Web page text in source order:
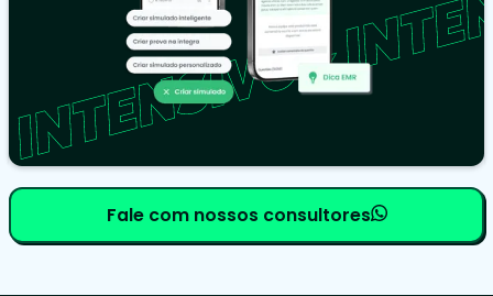
Fale com nossos consultores